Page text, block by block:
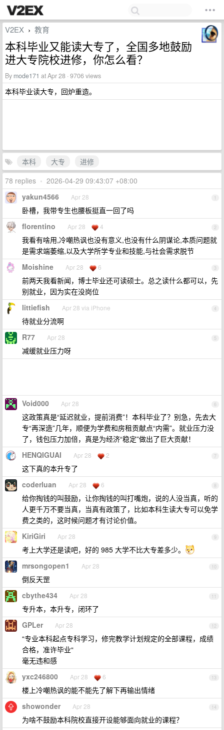
V2EX › 教育
本科毕业又能读大专了，全国多地鼓励
进大专院校进修，你怎么看？
By mode171 at Apr 28 · 9706 views
本科毕业读大专，回炉重造。
本科 大专
进修
78 replies • 2026-04-29 09:43:07 +08:00
1
yakun4566 Apr 28
卧槽，我带专生也腰板挺直一回了吗
2
florentino Apr 28 4
我看有啥用,冷嘲热讽也没有意义,也没有什么阴谋论,本质问题就
是需求端萎缩,以及大学所学专业和技能,与社会需求脱节
3
Moishine Apr 28 6
前两天我看新闻，博士毕业还可读硕士。总之读什么都可以，先
别就业，因为实在没岗位
4
littiefish Apr 28 via iPhone
待就业分流啊
5
R77 Apr 28
减缓就业压力呀
6
Void000 Apr 28
这政策真是“延迟就业，提前消费”！本科毕业了？别急，先去大
专“再深造”几年，顺便为学费和房租贡献点“内需”。就业压力没
了，钱包压力加倍，真是为经济“稳定”做出了巨大贡献！
7
HENQIGUAI Apr 28 2
这下真的本升专了
8
coderluan Apr 28 6
给你掏钱的叫鼓励，让你掏钱的叫打嘴炮，说的人没当真，听的
人更千万不要当真，当真有政策了，比如本科生读大专可以免学
费之类的，这时候问题才有讨论价值。
9
KiriGiri Apr 28
考上大学还是读吧，好的 985 大学不比大专差多少。
10
mrsongopen1 Apr 28
倒反天罡
11
cbythe434 Apr 28
专升本，本升专，闭环了
12
GPLer Apr 28
“专业本科起点专科学习，修完教学计划规定的全部课程，成绩
合格，准许毕业“
毫无违和感
13
yxc246800 Apr 28 6
楼上冷嘲热讽的能不能先了解下再输出情绪
14
showonder Apr 28
为啥不鼓励本科院校直接开设能够面向就业的课程？